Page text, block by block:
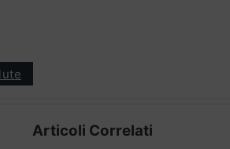
Articoli Correlati